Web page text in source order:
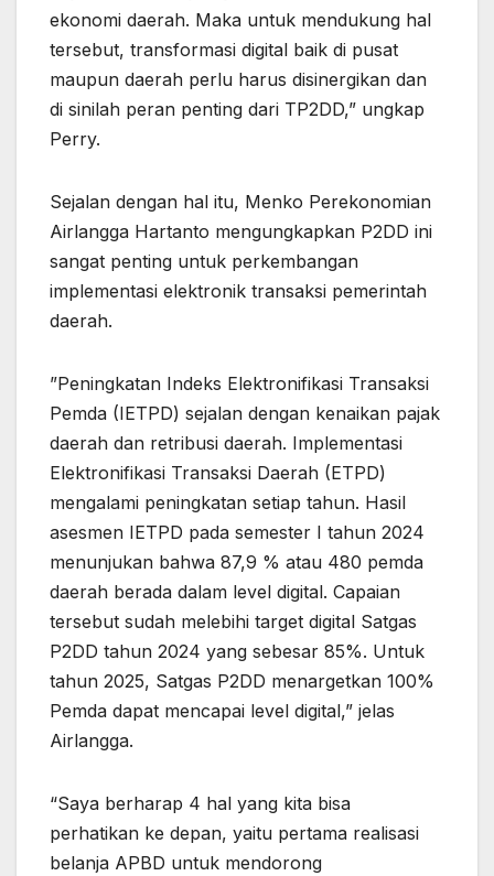
ekonomi daerah. Maka untuk mendukung hal
tersebut, transformasi digital baik di pusat
maupun daerah perlu harus disinergikan dan
di sinilah peran penting dari TP2DD,” ungkap
Perry.
Sejalan dengan hal itu, Menko Perekonomian
Airlangga Hartanto mengungkapkan P2DD ini
sangat penting untuk perkembangan
implementasi elektronik transaksi pemerintah
daerah.
”Peningkatan Indeks Elektronifikasi Transaksi
Pemda (IETPD) sejalan dengan kenaikan pajak
daerah dan retribusi daerah. Implementasi
Elektronifikasi Transaksi Daerah (ETPD)
mengalami peningkatan setiap tahun. Hasil
asesmen IETPD pada semester I tahun 2024
menunjukan bahwa 87,9 % atau 480 pemda
daerah berada dalam level digital. Capaian
tersebut sudah melebihi target digital Satgas
P2DD tahun 2024 yang sebesar 85%. Untuk
tahun 2025, Satgas P2DD menargetkan 100%
Pemda dapat mencapai level digital,” jelas
Airlangga.
“Saya berharap 4 hal yang kita bisa
perhatikan ke depan, yaitu pertama realisasi
belanja APBD untuk mendorong